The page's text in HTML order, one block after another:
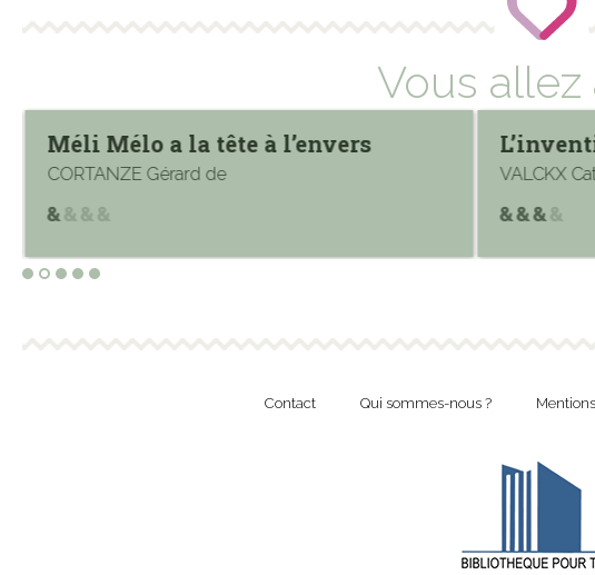
Vous allez
Méli Mélo a la tête à l’envers
CORTANZE Gérard de VALCKX
Contact Qui sommes-nous ?